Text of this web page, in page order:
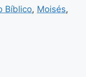
Bíblico, Moisés,